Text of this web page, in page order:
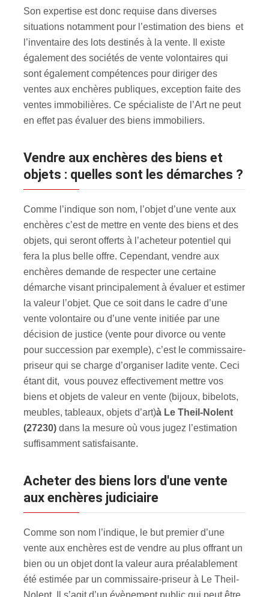
Son expertise est donc requise dans diverses
situations notamment pour l’estimation des biens et
l’inventaire des lots destinés à la vente. Il existe
également des sociétés de vente volontaires qui
sont également compétences pour diriger des
ventes aux enchères publiques, exception faite des
ventes immobilières. Ce spécialiste de l’Art ne peut
en effet pas évaluer des biens immobiliers.
Vendre aux enchères des biens et
objets : quelles sont les démarches ?
Comme l’indique son nom, l’objet d’une vente aux
enchères c’est de mettre en vente des biens et des
objets, qui seront offerts à l’acheteur potentiel qui
fera la plus belle offre. Cependant, vendre aux
enchères demande de respecter une certaine
démarche visant principalement à évaluer et estimer
la valeur l’objet. Que ce soit dans le cadre d’une
vente volontaire ou d’une vente initiée par une
décision de justice (vente pour divorce ou vente
pour succession par exemple), c’est le commissaire-
priseur qui se charge d’organiser ladite vente. Ceci
étant dit, vous pouvez effectivement mettre vos
biens et objets de valeur en vente (bijoux, bibelots,
meubles, tableaux, objets d’art)à Le Theil-Nolent
(27230) dans la mesure où vous jugez l’estimation
suffisamment satisfaisante.
Acheter des biens lors d'une vente
aux enchères judiciaire
Comme son nom l’indique, le but premier d’une
vente aux enchères est de vendre au plus offrant un
bien ou un objet dont la valeur aura préalablement
été estimée par un commissaire-priseur à Le Theil-
Nolent. Il s’agit d’un évènement public qui peut être